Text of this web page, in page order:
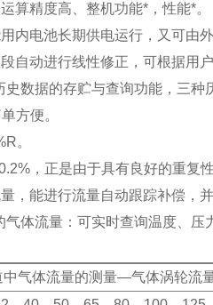
算精度高、整机功能*，性能*。
内电池长期供电运行，又可由
自动进行线性修正，可根据用
数据的存贮与查询功能，三种
方便。
。
，正是由于具有良好的重复
，能进行流量自动跟踪补偿，
体流量：可实时查询温度、压
中气体流量的测量—气体涡轮流